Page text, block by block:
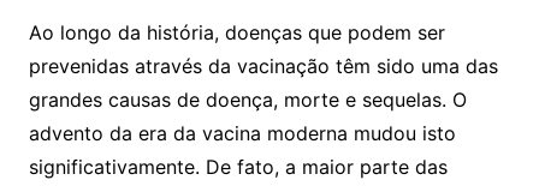
Ao longo da história, doenças que podem ser
prevenidas através da vacinação têm sido uma das
grandes causas de doença, morte e sequelas. O
advento da era da vacina moderna mudou isto
significativamente. De fato, a maior parte das